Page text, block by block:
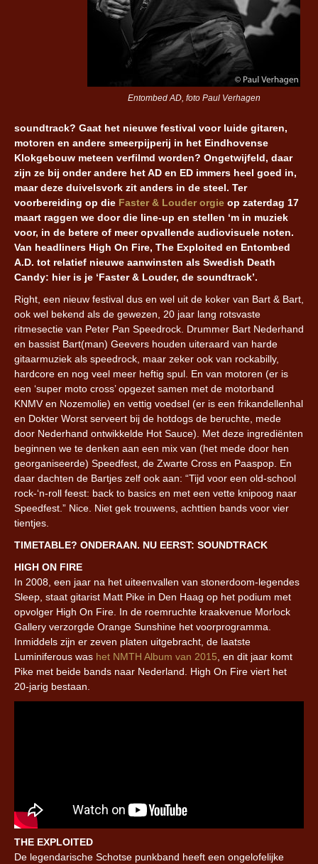
Entombed AD, foto Paul Verhagen
soundtrack? Gaat het nieuwe festival voor luide gitaren,
motoren en andere smeerpijperij in het Eindhovense
Klokgebouw meteen verfilmd worden? Ongetwijfeld, daar
zijn ze bij onder andere het AD en ED immers heel goed in,
maar deze duivelsvork zit anders in de steel. Ter
voorbereiding op die Faster & Louder orgie op zaterdag 17
maart raggen we door die line-up en stellen ‘m in muziek
voor, in de betere of meer opvallende audiovisuele noten.
Van headliners High On Fire, The Exploited en Entombed
A.D. tot relatief nieuwe aanwinsten als Swedish Death
Candy: hier is je ‘Faster & Louder, de soundtrack’.
Right, een nieuw festival dus en wel uit de koker van Bart & Bart,
ook wel bekend als de gewezen, 20 jaar lang rotsvaste
ritmesectie van Peter Pan Speedrock. Drummer Bart Nederhand
en bassist Bart(man) Geevers houden uiteraard van harde
gitaarmuziek als speedrock, maar zeker ook van rockabilly,
hardcore en nog veel meer heftig spul. En van motoren (er is
een ‘super moto cross’ opgezet samen met de motorband
KNMV en Nozemolie) en vettig voedsel (er is een frikandellenhal
en Dokter Worst serveert bij de hotdogs de beruchte, mede
door Nederhand ontwikkelde Hot Sauce). Met deze ingrediënten
beginnen we te denken aan een mix van (het mede door hen
georganiseerde) Speedfest, de Zwarte Cross en Paaspop. En
daar dachten de Bartjes zelf ook aan: “Tijd voor een old-school
rock-‘n-roll feest: back to basics en met een vette knipoog naar
Speedfest.” Nice. Niet gek trouwens, achttien bands voor vier
tientjes.
TIMETABLE? ONDERAAN. NU EERST: SOUNDTRACK
HIGH ON FIRE
In 2008, een jaar na het uiteenvallen van stonerdoom-legendes
Sleep, staat gitarist Matt Pike in Den Haag op het podium met
opvolger High On Fire. In de roemruchte kraakvenue Morlock
Gallery verzorgde Orange Sunshine het voorprogramma.
Inmiddels zijn er zeven platen uitgebracht, de laatste
Luminiferous was het NMTH Album van 2015 , en dit jaar komt
Pike met beide bands naar Nederland. High On Fire viert het
20-jarig bestaan.
THE EXPLOITED
De legendarische Schotse punkband heeft een ongelofelijke